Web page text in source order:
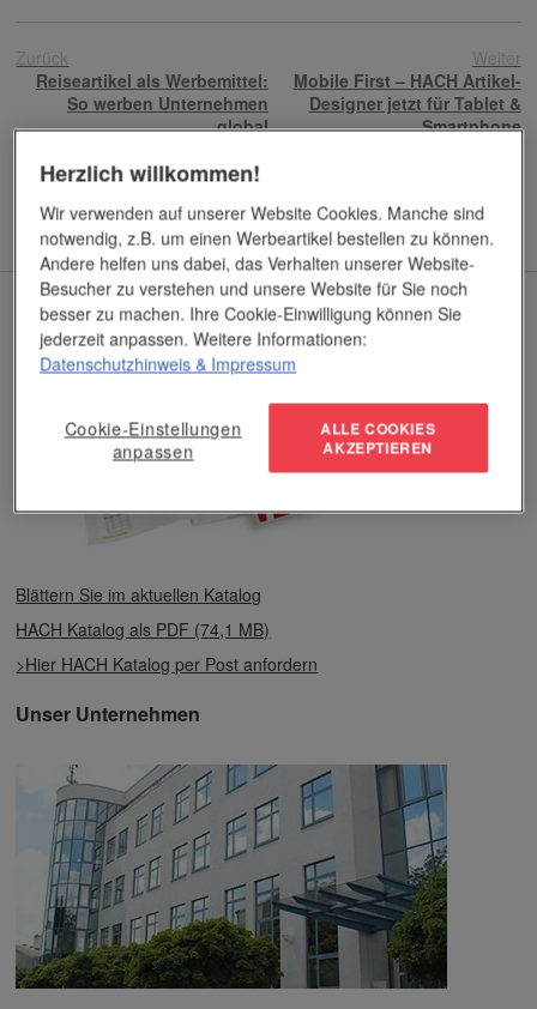
Zurück
Reiseartikel als Werbemittel:
So werben Unternehmen
global
Weiter
Mobile First – HACH Artikel-
Designer jetzt für Tablet &
Smartphone
Aktueller Katalog
Blättern Sie im aktuellen Katalog
HACH Katalog als PDF (74,1 MB)
>Hier HACH Katalog per Post anfordern
Unser Unternehmen
Herzlich willkommen!
Wir verwenden auf unserer Website Cookies. Manche sind
notwendig, z.B. um einen Werbeartikel bestellen zu können.
Andere helfen uns dabei, das Verhalten unserer Website-
Besucher zu verstehen und unsere Website für Sie noch
besser zu machen. Ihre Cookie-Einwilligung können Sie
jederzeit anpassen. Weitere Informationen:
Datenschutzhinweis & Impressum
Cookie-Einstellungen
anpassen
ALLE COOKIES
AKZEPTIEREN